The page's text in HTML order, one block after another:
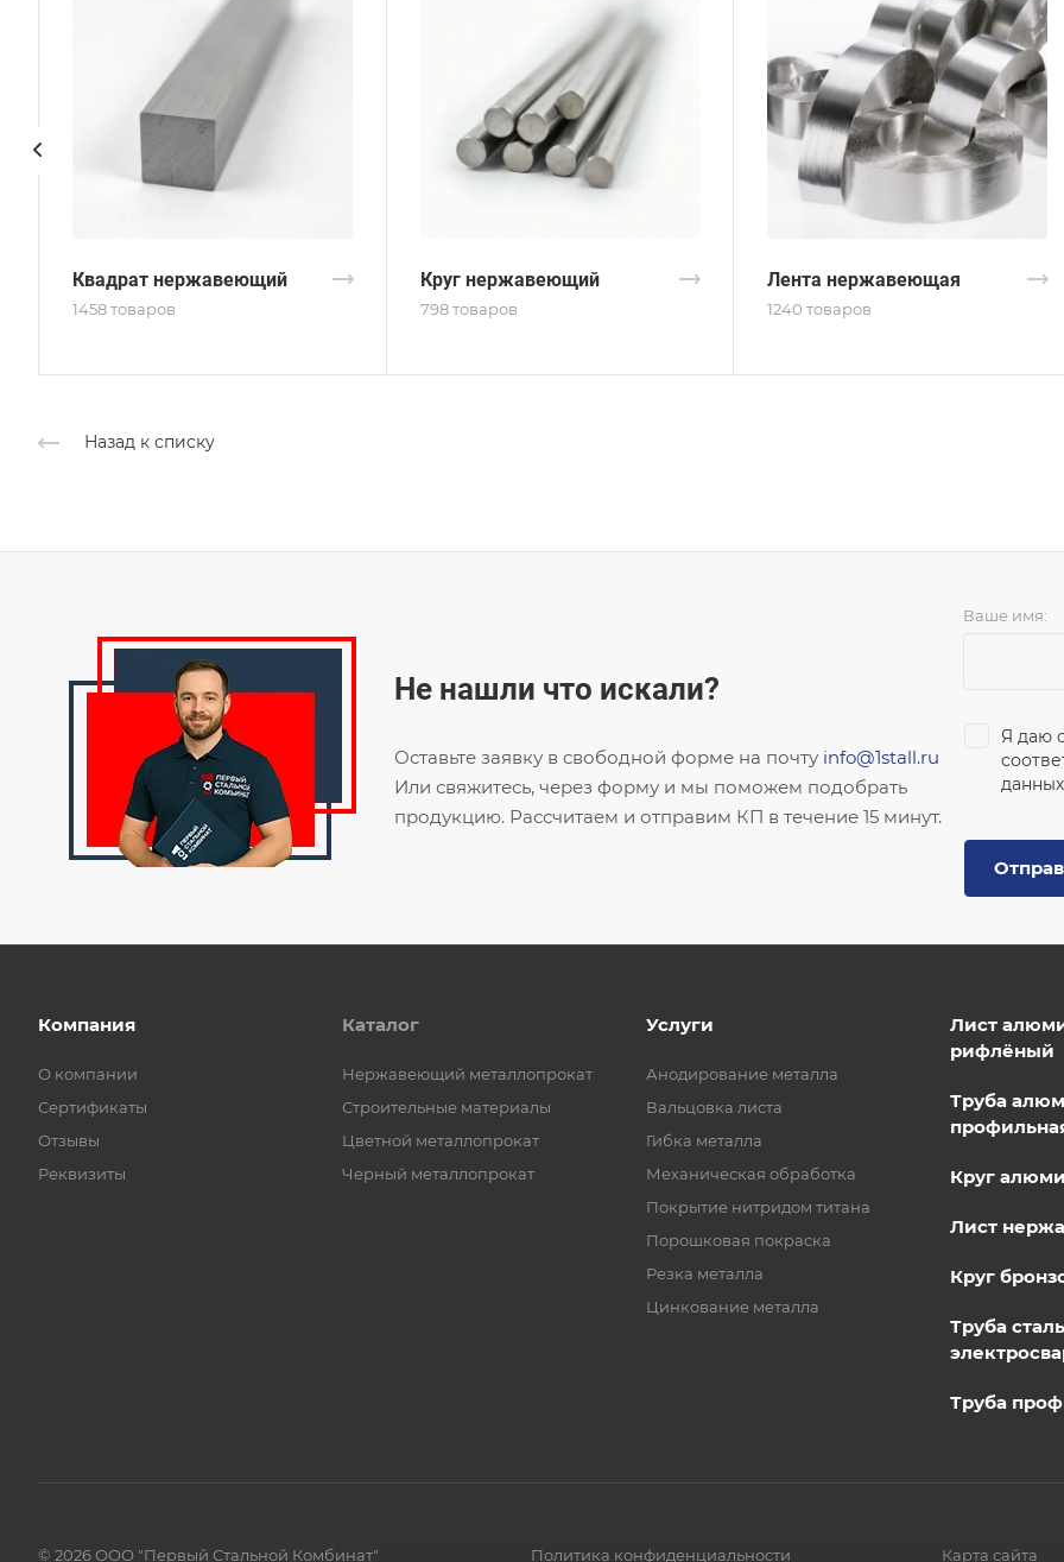
Квадрат нержавеющий
1458 товаров
Круг нержавеющий
798 товаров
Лента нержавеющая
1240 товаров
Назад к списку
Не нашли что искали?
Оставьте заявку в свободной форме на почту info@1stall.ru
Или свяжитесь, через форму и мы поможем подобрать
продукцию. Рассчитаем и отправим КП в течение 15 минут.
Ваше имя:
Я даю
данных
Компания
О компании
Сертификаты
Отзывы
Реквизиты
Каталог
Нержавеющий металлопрокат
Строительные материалы
Цветной металлопрокат
Черный металлопрокат
Услуги
Анодирование металла
Вальцовка листа
Гибка металла
Механическая обработка
Покрытие нитридом титана
Порошковая покраска
Резка металла
Цинкование металла
Лист
рифлёный
Труба
Круг
Лист
Круг
Труба
Труба
© 2026 ООО "Первый Стальной Комбинат" Политика конфиденциальности Карта сайта